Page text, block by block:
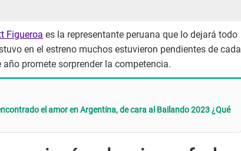
Figueroa es la representante peruana que lo dejará todo
en el estreno muchos estuvieron pendientes de cada
promete sorprender la competencia.
el amor en Argentina, de cara al Bailando 2023 ¿Qué